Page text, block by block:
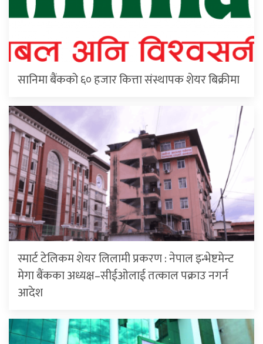
सानिमा बैंकको ६० हजार कित्ता संस्थापक शेयर बिक्रीमा
स्मार्ट टेलिकम शेयर लिलामी प्रकरण : नेपाल इन्भेष्टमेन्ट
मेगा बैंकका अध्यक्ष–सीईओलाई तत्काल पक्राउ नगर्न
आदेश